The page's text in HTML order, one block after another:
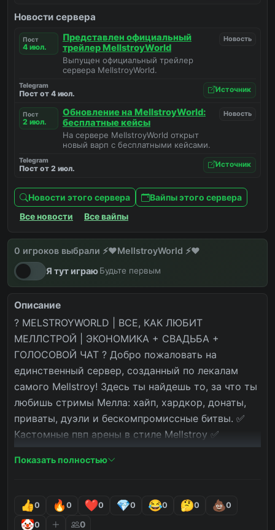
Новости сервера
Пост
4 июл.
Новость
Представлен официальный
трейлер MellstroyWorld
Выпущен официальный трейлер
сервера MellstroyWorld.
Telegram
Пост от 4 июл. Источник
Пост
2 июл.
Новость
Обновление на MellstroyWorld:
бесплатные кейсы
На сервере MellstroyWorld открыт
новый варп с бесплатными кейсами.
Telegram
Пост от 2 июл. Источник
Новости этого сервера
Вайпы этого сервера
Все новости
Все вайпы
0 игроков выбрали ⚡️❤️MellstroyWorld ⚡️❤️
Я тут играюБудьте первым
вайпы новости снова онлайн
Описание
? MELSTROYWORLD | ВСЕ, КАК ЛЮБИТ
МЕЛЛСТРОЙ | ЭКОНОМИКА + СВАДЬБА +
ГОЛОСОВОЙ ЧАТ ? Добро пожаловать на
единственный сервер, созданный по лекалам
самого Mellstroy! Здесь ты найдешь то, за что ты
любишь стримы Мелла: хайп, хардкор, донаты,
приваты, дуэли и бескомпромиссные битвы. ✅
Кастомные пвп арены в стиле Mellstroy ✅
Экономика со свадьбами, разводами и ипотекой
«Лучший спонсор» ✅ Ивенты с голосованием
Показать полностью
0 0 0 0 0 0 0
0 0